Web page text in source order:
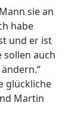
sie an
habe
und er ist
sollen auch
glückliche
Martin